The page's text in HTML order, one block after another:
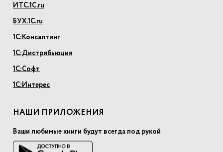
ИТС.1С.ru
БУХ.1С.ru
1С:Консалтинг
1С:Дистрибьюция
1С:Софт
1С:Интерес
НАШИ ПРИЛОЖЕНИЯ
Ваши любимые книги будут всегда под рукой